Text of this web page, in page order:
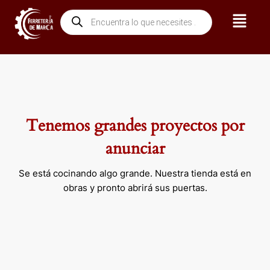
contenido
Búsqueda
de
productos
Menú
Tenemos grandes proyectos por
anunciar
Se está cocinando algo grande. Nuestra tienda está en
obras y pronto abrirá sus puertas.